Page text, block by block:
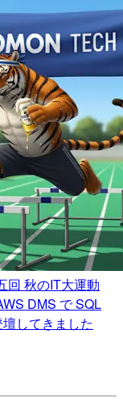
回 秋のIT大運動
DMS で SQL
してきました